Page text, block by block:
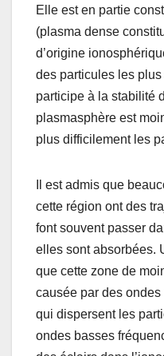
Elle est en partie
(plasma dense
d’origine
des particules les
participe à la stabilité
plasmasphère est
plus difficilement les
Il est admis que
cette région ont des
font souvent passer
elles sont absorbées.
que cette zone de
causée par des
qui dispersent les
ondes basses